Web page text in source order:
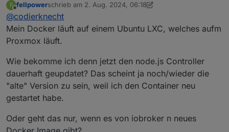
oder Packet-Updates gemeint ist - macht man
aber nicht. Wäre ja beim re-launch auch weg.
Den js-controller und/oder die Adapter kann
(und sollte) man sehr wohl aktuell halten.
Es sei denn, man wartet immer bis zur nächsten
Version des Image. Das geht natürlich auch.
Wo läuft denn da Dein Docker?
Parallel zu Proxmox als weitere Virtualisierung?
Oder innerhalb einer VM/LXC?
F
Offline
fellpowerschrieb am 2. Aug. 2024, 06:18
zuletzt editiert von fellpower 8. Feb. 2024, 08:20
@codierknecht
Mein Docker läuft auf einem Ubuntu LXC, welches aufm
Proxmox läuft.
Wie bekomme ich denn jetzt den node.js Controller
dauerhaft geupdatet? Das scheint ja noch/wieder die
"alte" Version zu sein, weil ich den Container neu
gestartet habe.
Oder geht das nur, wenn es von iobroker n neues